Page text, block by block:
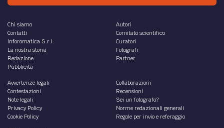
Chi siamo
Contatti
Inforomatica S.r.l.
La nostra storia
Redazione
Pubblicità
Autori
Comitato scientifico
Curatori
Fotografi
Partner
Avvertenze legali
Contestazioni
Note legali
Privacy Policy
Cookie Policy
Collaborazioni
Recensioni
Sei un fotografo?
Norme redazionali generali
Regole per invio e referaggio